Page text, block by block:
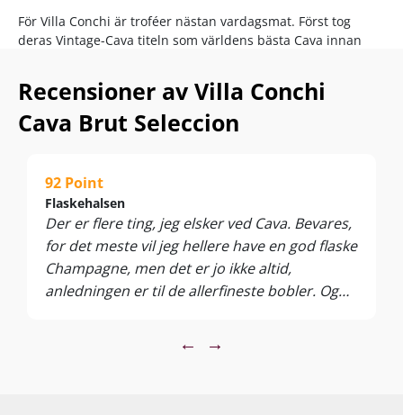
För Villa Conchi är troféer nästan vardagsmat. Först tog
deras Vintage-Cava titeln som världens bästa Cava innan
producenter har förfinat Cava-konsten i samma utsträckning
som Villa Conchi, som grundades av terroir-specialisten
Javier Galarreta, som även står bakom otaliga spanska
toppviner från Rolland & Galarreta-serien.
hjärtat av Penedés, där Montserratbergen skyddar
vinrankorna så att de kan bada i solsken hela dagen och
utveckla ett överflöd av fruktiga, läckra aromer. Allt toppas
av krämig finess och champagne-liknande toastkomplexitet
från 12 månaders mognad i kontakt med de fina
jästresterna.
milda ostar. Servera vid 6–8 °C.
Recensioner av Villa Conchi
Cava Brut Seleccion
92 Point
Flaskehalsen
Der er flere ting, jeg elsker ved Cava. Bevares,
for det meste vil jeg hellere have en god flaske
Champagne, men det er jo ikke altid,
anledningen er til de allerfineste bobler. Og
← →